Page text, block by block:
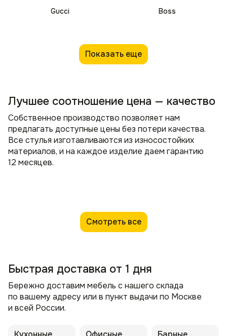
Gucci Boss
Показать еще
Лучшее соотношение цена — качество
Собственное производство позволяет нам
предлагать доступные цены без потери качества.
Все стулья изготавливаются из износостойких
материалов, и на каждое изделие даем гарантию
12 месяцев.
Смотреть все
Быстрая доставка от 1 дня
Бережно доставим мебель с нашего склада
по вашему адресу или в пункт выдачи по Москве
и всей России.